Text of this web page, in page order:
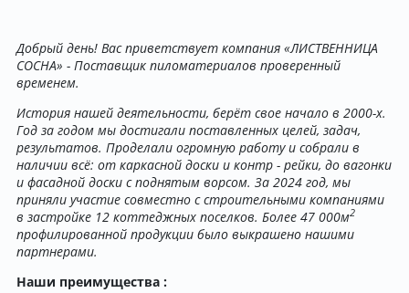
Добрый день! Вас приветствует компания «ЛИСТВЕННИЦА
СОСНА» - Поставщик пиломатериалов проверенный
временем.
История нашей деятельности, берёт свое начало в 2000-х.
Год за годом мы достигали поставленных целей, задач,
результатов. Проделали огромную работу и собрали в
наличии всё: от каркасной доски и контр - рейки, до вагонки
и фасадной доски с поднятым ворсом. За 2024 год, мы
приняли участие совместно с строительными компаниями
в застройке 12 коттеджных поселков. Более 47 000м2
профилированной продукции было выкрашено нашими
партнерами.
Наши преимущества :